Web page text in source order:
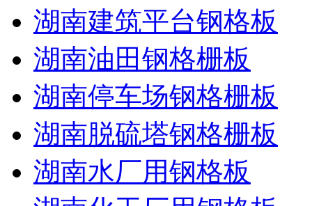
湖南建筑平台钢格板
湖南油田钢格栅板
湖南停车场钢格栅板
湖南脱硫塔钢格栅板
湖南水厂用钢格板